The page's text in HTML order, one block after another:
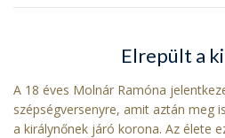
Elrepült a
A 18 éves Molnár Ramóna
szépségversenyre, amit aztán meg
a királynőnek járó korona. Az élete